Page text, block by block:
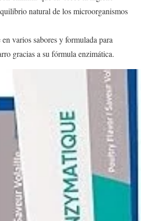
natural de los microorganismos
varios sabores y formulada para
gracias a su fórmula enzimática.